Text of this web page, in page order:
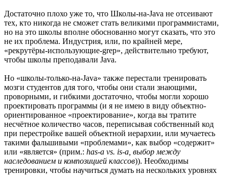
Достаточно плохо уже то, что Школы-на-Java не отсеивают
тех, кто никогда не сможет стать великими программистами,
но на это школы вполне обоснованно могут сказать, что это
не их проблема. Индустрия, или, по крайней мере,
«рекрутёры-использующие-grep», действительно требуют,
чтобы школы преподавали Java.
Но «школы-только-на-Java» также перестали тренировать
мозги студентов для того, чтобы они стали знающими,
проворными, и гибкими достаточно, чтобы могли хорошо
проектировать программы (и я не имею в виду объектно-
ориентированное «проектирование», когда вы тратите
несчётное количество часов, переписывая собственный код
при перестройке вашей объектной иерархии, или мучаетесь
такими фальшивыми «проблемами», как выбор «содержит»
или «является» (прим.: has-a vs. is-a, выбор между
наследованием и композицией классов)). Необходимы
тренировки, чтобы научиться думать на нескольких уровнях